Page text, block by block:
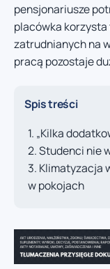
pensjonariusze
placówka
zatrudnianych na
pracą pozostaje
Spis treści
„Kilka
Studenci nie
Klimatyzacja
w pokojach